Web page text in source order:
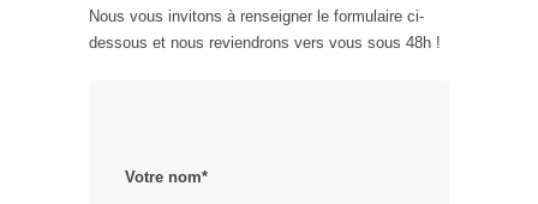
Nous vous invitons à renseigner le formulaire ci-
dessous et nous reviendrons vers vous sous 48h !
Votre nom*